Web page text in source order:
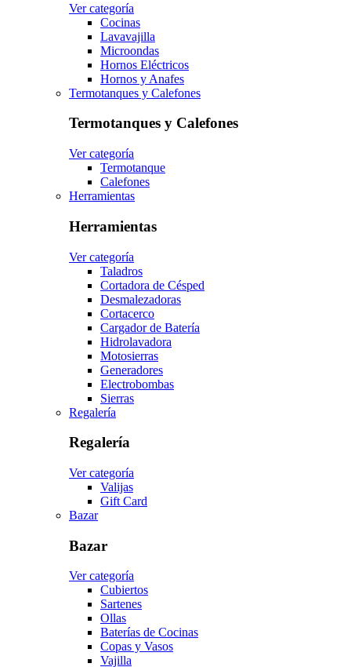
Ver categoría
Cocinas
Lavavajilla
Microondas
Hornos Eléctricos
Hornos y Anafes
Termotanques y Calefones
Termotanques y Calefones
Ver categoría
Termotanque
Calefones
Herramientas
Herramientas
Ver categoría
Taladros
Cortadora de Césped
Desmalezadoras
Cortacerco
Cargador de Batería
Hidrolavadora
Motosierras
Generadores
Electrobombas
Sierras
Regalería
Regalería
Ver categoría
Valijas
Gift Card
Bazar
Bazar
Ver categoría
Cubiertos
Sartenes
Ollas
Baterías de Cocinas
Copas y Vasos
Vajilla